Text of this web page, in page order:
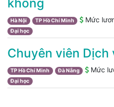
không
Hà Nội TP Hồ Chí Minh Mức
Đại học
Chuyên viên Dịch
TP Hồ Chí Minh Đà Nẵng Mức
Đại học